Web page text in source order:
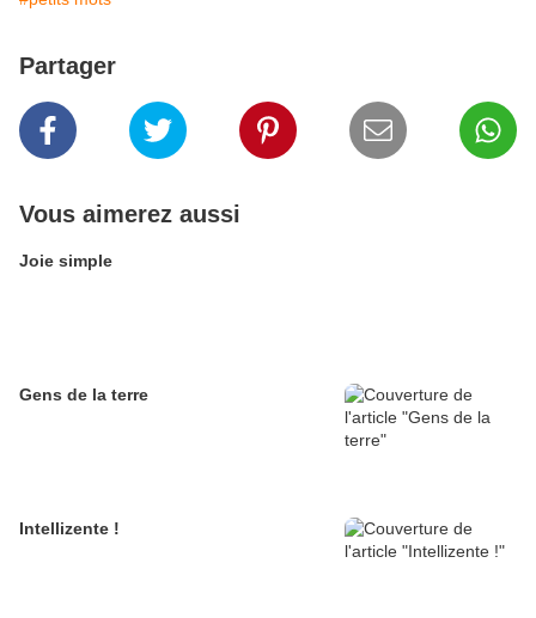
Partager
Vous aimerez aussi
Joie simple
Gens de la terre
Intellizente !